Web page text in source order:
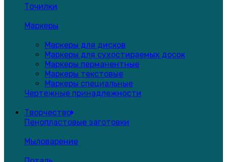
Точилки
Маркеры
Маркеры для дисков
Маркеры для сухостираемых досок
Маркеры перманентные
Маркеры текстовые
Маркеры специальные
Чертежные принадлежности
Творчество
Пенопластовые заготовки
Мыловарение